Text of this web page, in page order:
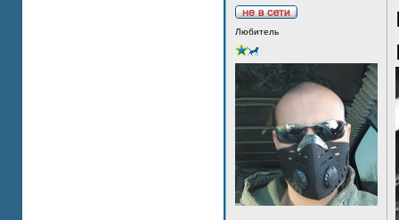
Любитель